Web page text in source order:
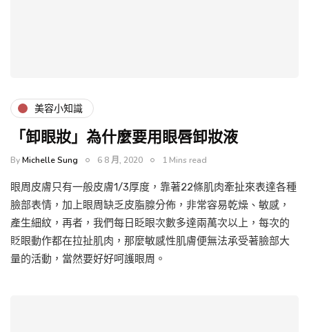
美容小知識
「卸眼妝」為什麼要用眼唇卸妝液
ByMichelle Sung 6 8 月, 2020 1 Mins read
眼周皮膚只有一般皮膚1/3厚度，靠著22條肌肉牽扯來表達各種
臉部表情，加上眼周缺乏皮脂腺分佈，非常容易乾燥、敏感，
產生細紋，再者，我們每日眨眼次數多達兩萬次以上，每次的
貶眼動作都在拉扯肌肉，那麼敏感性肌膚便無法承受著臉部大
量的活動，當然要好好呵護眼周。